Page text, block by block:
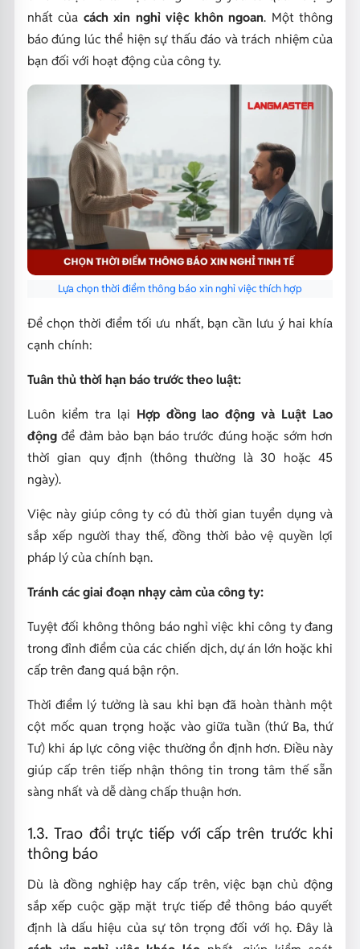
nhất của cách xin nghỉ việc khôn ngoan. Một thông
báo đúng lúc thể hiện sự thấu đáo và trách nhiệm của
bạn đối với hoạt động của công ty.
Lựa chọn thời điểm thông báo xin nghỉ việc thích hợp
Để chọn thời điểm tối ưu nhất, bạn cần lưu ý hai khía
cạnh chính:
Tuân thủ thời hạn báo trước theo luật:
Luôn kiểm tra lại Hợp đồng lao động và Luật Lao
độngđể đảm bảo bạn báo trước đúng hoặc sớm hơn
thời gian quy định (thông thường là 30 hoặc 45
ngày).
Việc này giúp công ty có đủ thời gian tuyển dụng và
sắp xếp người thay thế, đồng thời bảo vệ quyền lợi
pháp lý của chính bạn.
Tránh các giai đoạn nhạy cảm của công ty:
Tuyệt đối không thông báo nghỉ việc khi công ty đang
trong đỉnh điểm của các chiến dịch, dự án lớn hoặc khi
cấp trên đang quá bận rộn.
Thời điểm lý tưởng là sau khi bạn đã hoàn thành một
cột mốc quan trọng hoặc vào giữa tuần (thứ Ba, thứ
Tư) khi áp lực công việc thường ổn định hơn. Điều này
giúp cấp trên tiếp nhận thông tin trong tâm thế sẵn
sàng nhất và dễ dàng chấp thuận hơn.
1.3. Trao đổi trực tiếp với cấp trên trước khi
thông báo
Dù là đồng nghiệp hay cấp trên, việc bạn chủ động
sắp xếp cuộc gặp mặt trực tiếp để thông báo quyết
định là dấu hiệu của sự tôn trọng đối với họ. Đây là